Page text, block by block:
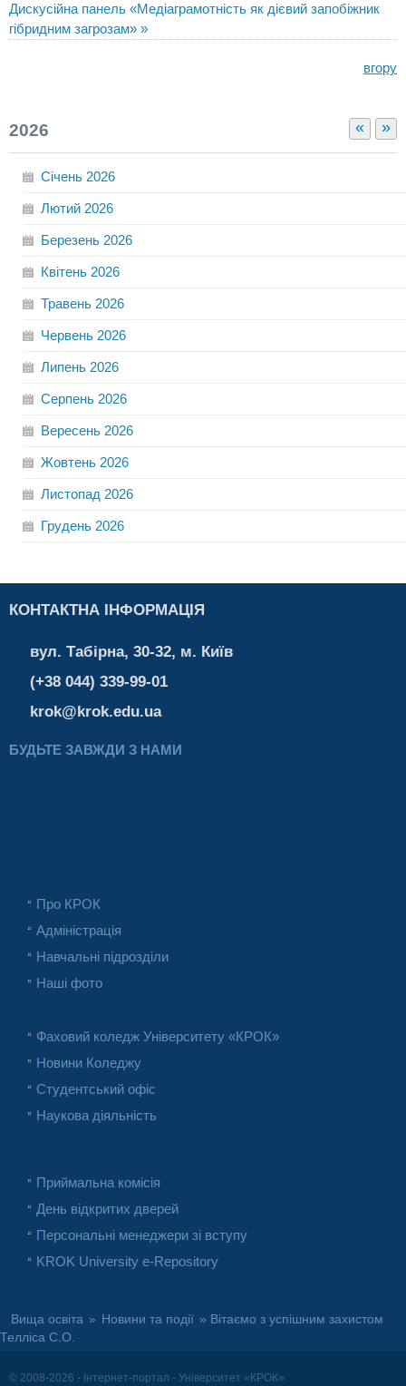
Дискусійна панель «Медіаграмотність як дієвий запобіжник
гібридним загрозам» »
вгору
« »
2026
Січень 2026
Лютий 2026
Березень 2026
Квітень 2026
Травень 2026
Червень 2026
Липень 2026
Серпень 2026
Вересень 2026
Жовтень 2026
Листопад 2026
Грудень 2026
КОНТАКТНА ІНФОРМАЦІЯ
вул. Табірна, 30-32, м. Київ
(+38 044) 339-99-01
krok@krok.edu.ua
БУДЬТЕ ЗАВЖДИ З НАМИ
Про КРОК
Адміністрація
Навчальні підрозділи
Наші фото
Фаховий коледж Університету «КРОК»
Новини Коледжу
Студентський офіс
Наукова діяльність
Приймальна комісія
День відкритих дверей
Персональні менеджери зі вступу
KROK University e-Repository
Вища освіта » Новини та події » Вітаємо з успішним захистом
Телліса С.О.
© 2008-2026 - Інтернет-портал - Університет «КРОК»